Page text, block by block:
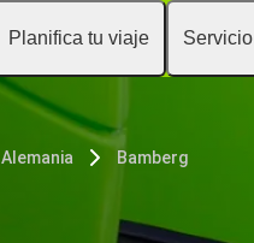
Planifica tu viaje Servicio
Alemania Bamberg